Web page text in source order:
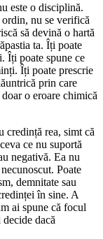
este o disciplină.
ordin, nu se verifică
să devină o hartă
ta. Îți poate
Îți poate spune ce
Îți poate prescrie
prin care
o eroare chimică
credință rea, simt că
ce nu suportă
negativă. Ea nu
Poate
demnitate sau
în sine. A
ai spune că focul
dacă